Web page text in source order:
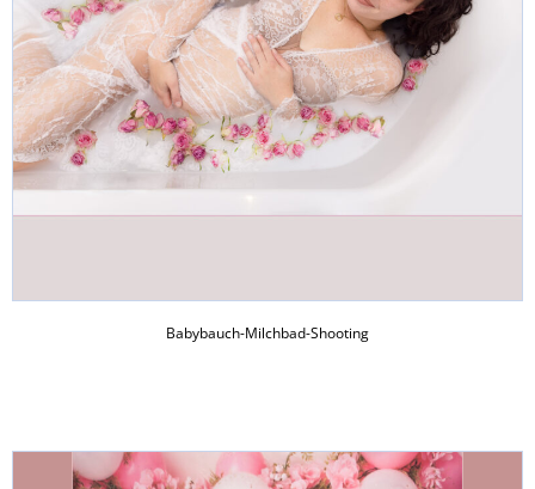
Babybauch-Milchbad-Shooting